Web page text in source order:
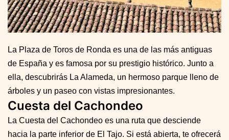
La Plaza de Toros de Ronda es una de las más antiguas
de España y es famosa por su prestigio histórico. Junto a
ella, descubrirás La Alameda, un hermoso parque lleno de
árboles y un paseo con vistas impresionantes.
Cuesta del Cachondeo
La Cuesta del Cachondeo es una ruta que desciende
hacia la parte inferior de El Tajo. Si está abierta, te ofrecerá